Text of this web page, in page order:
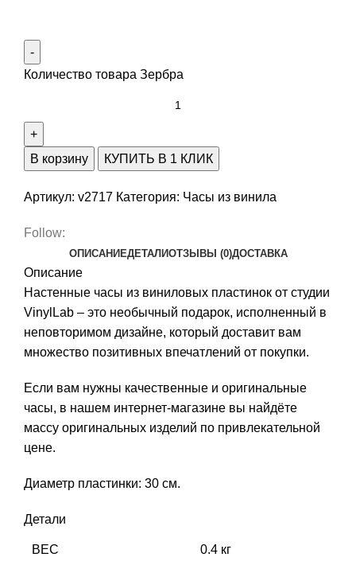
Количество товара Зербра
В корзину КУПИТЬ В 1 КЛИК
Артикул: v2717 Категория: Часы из винила
Follow:
ОПИСАНИЕДЕТАЛИОТЗЫВЫ (0)ДОСТАВКА
Описание
Настенные часы из виниловых пластинок от студии
VinylLab – это необычный подарок, исполненный в
неповторимом дизайне, который доставит вам
множество позитивных впечатлений от покупки.
Если вам нужны качественные и оригинальные
часы, в нашем интернет-магазине вы найдёте
массу оригинальных изделий по привлекательной
цене.
Диаметр пластинки: 30 см.
Детали
ВЕС 0.4 кг